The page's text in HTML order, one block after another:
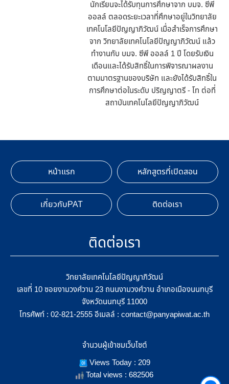
นักเรียนจะได้รับทุนการศึกษาจาก บมจ. ซีพี
ออลล์ ตลอดระยะเวลาที่ศึกษาอยู่ในวิทยาลัย
เทคโนโลยีปัญญาภิวัฒน์ เมื่อสำเร็จการศึกษา
จาก วิทยาลัยเทคโนโลยีปัญญาภิวัฒน์ แล้ว
ทำงานกับ บมจ. ซีพี ออลล์ 1 ปี โดยรับเงิน
เดือนและได้รับสิทธิ์ในการพิจารณาผลงาน
ตามมาตรฐานของบริษัท และยังได้รับสิทธิ์ใน
การศึกษาต่อในระดับ ปริญญาตรี - โท ต่อที่
สถาบันเทคโนโลยีปัญญาภิวัฒน์
หน้าแรก หลักสูตรที่เปิดสอน
เกี่ยวกับPAT ติดต่อเรา
ติดต่อเรา
วิทยาลัยเทคโนโลยีปัญญาภิวัฒน์
เลขที่ 10 ซอยงามวงศ์วาน 23 ถนนงามวงศ์วาน อำเภอเมืองนนทบุรี
จังหวัดนนทบุรี 11000
โทรศัพท์ : 02-821-2555 อีเมลล์ : contact@panyapiwat.ac.th
จำนวนผู้เข้าชมเว็บไซต์
Views Today : 209
Total views : 682506